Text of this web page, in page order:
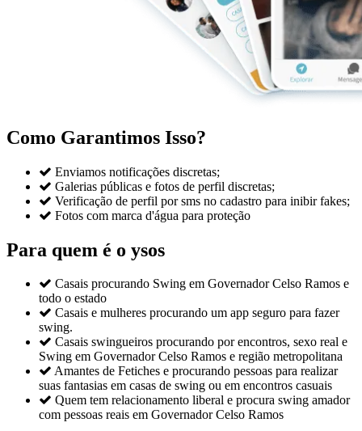
Como Garantimos Isso?
 Enviamos notificações discretas;
 Galerias públicas e fotos de perfil discretas;
 Verificação de perfil por sms no cadastro para inibir fakes;
 Fotos com marca d'água para proteção
Para quem é o ysos
 Casais procurando Swing em Governador Celso Ramos e
todo o estado
 Casais e mulheres procurando um app seguro para fazer
swing.
 Casais swingueiros procurando por encontros, sexo real e
Swing em Governador Celso Ramos e região metropolitana
 Amantes de Fetiches e procurando pessoas para realizar
suas fantasias em casas de swing ou em encontros casuais
 Quem tem relacionamento liberal e procura swing amador
com pessoas reais em Governador Celso Ramos